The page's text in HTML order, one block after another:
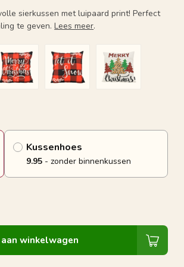
sierkussen met luipaard print! Perfect
te geven.Lees meer.
Kussenhoes
9.95- zonder binnenkussen
winkelwagen